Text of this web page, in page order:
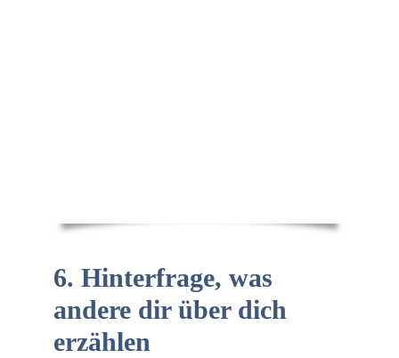
6. Hinterfrage, was
andere dir über dich
erzählen